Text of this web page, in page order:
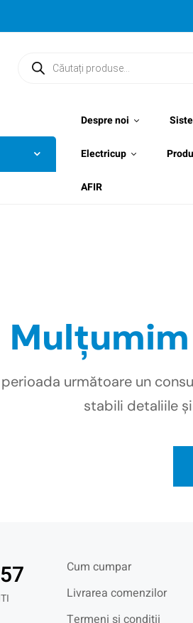
Despre noi
Electricup
AFIR
următoare un
stabili detaliile
Cum cumpar
Livrarea comenzilor
Termeni si conditii